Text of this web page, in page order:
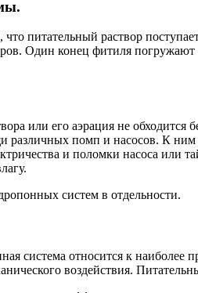
питательный раствор
Один конец фитиля
или его аэрация не
различных помп и насосов. К
и поломки насоса
систем в отдельности.
система относится к наиболее
воздействия.